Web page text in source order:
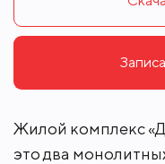
Жилой комплекс
это два